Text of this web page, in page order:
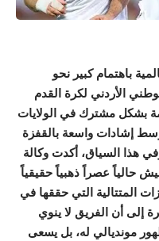
باهتمام كبير نحو
الأردني لكرة القدم
بشكل مشترك في الولايات
وسط إشادات واسعة بالقفزة
هذا السياق، أكدت وكالة
حالياً عصراً ذهبياً حقيقياً
المتتالية التي حققها في
إلى أن الفريق لا ينوي
مونديالي له، بل يسعى